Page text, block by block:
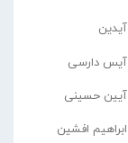
آیدین
آیس دارسی
آیین حسینی
ابراهیم افشین